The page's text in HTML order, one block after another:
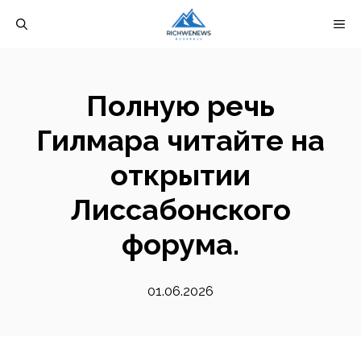
Полную речь
Гилмара читайте на
открытии
Лиссабонского
форума.
01.06.2026